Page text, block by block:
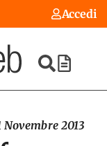
Accedi
Novembre 2013